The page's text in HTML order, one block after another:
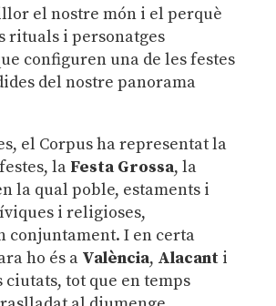
el nostre món i el perquè
rituals i personatges
configuren una de les festes
del nostre panorama
el Corpus ha representat la
la Festa Grossa, la
la qual poble, estaments i
i religioses,
conjuntament. I en certa
ho és a València, Alacanti
ciutats, tot que en temps